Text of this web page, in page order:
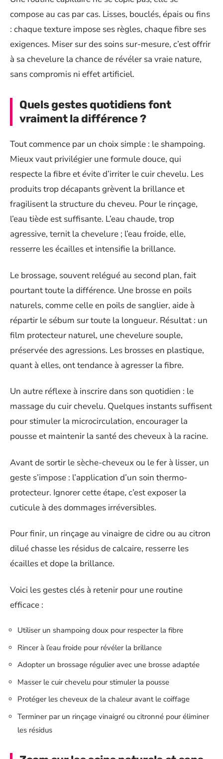
compose au cas par cas. Lisses, bouclés, épais ou fins
: chaque texture impose ses règles, chaque fibre ses
exigences. Miser sur des soins sur-mesure, c’est offrir
à sa chevelure la chance de révéler sa vraie nature,
sans compromis ni effet artificiel.
Quels gestes quotidiens font
vraiment la différence ?
Tout commence par un choix simple : le shampoing.
Mieux vaut privilégier une formule douce, qui
respecte la fibre et évite d’irriter le cuir chevelu. Les
produits trop décapants grèvent la brillance et
fragilisent la structure du cheveu. Pour le rinçage,
l’eau tiède est suffisante. L’eau chaude, trop
agressive, ternit la chevelure ; l’eau froide, elle,
resserre les écailles et intensifie la brillance.
Le brossage, souvent relégué au second plan, fait
pourtant toute la différence. Une brosse en poils
naturels, comme celle en poils de sanglier, aide à
répartir le sébum sur toute la longueur. Résultat : un
film protecteur naturel, une chevelure souple,
préservée des agressions. Les brosses en plastique,
quant à elles, ont tendance à agresser la fibre.
Un autre réflexe à inscrire dans son quotidien : le
massage du cuir chevelu. Quelques instants suffisent
pour stimuler la microcirculation, encourager la
pousse et maintenir la santé des cheveux à la racine.
Avant de sortir le sèche-cheveux ou le fer à lisser, un
geste s’impose : l’application d’un soin thermo-
protecteur. Ignorer cette étape, c’est exposer la
cuticule à des dommages irréversibles.
Pour finir, un rinçage au vinaigre de cidre ou au citron
dilué chasse les résidus de calcaire, resserre les
écailles et dope la brillance.
Voici les gestes clés à retenir pour une routine
efficace :
Utiliser un shampoing doux pour respecter la fibre
Rincer à l’eau froide pour révéler la brillance
Adopter un brossage régulier avec une brosse adaptée
Masser le cuir chevelu pour stimuler la pousse
Protéger les cheveux de la chaleur avant le coiffage
Terminer par un rinçage vinaigré ou citronné pour éliminer
les résidus